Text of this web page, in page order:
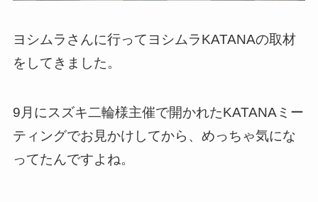
ヨシムラさんに行ってヨシムラKATANAの取材
をしてきました。
9月にスズキ二輪様主催で開かれたKATANAミー
ティングでお見かけしてから、めっちゃ気にな
ってたんですよね。